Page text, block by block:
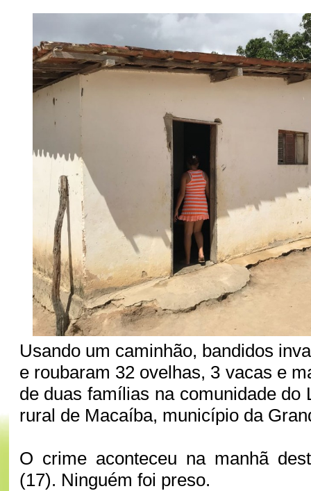
Usando um caminhão, bandidos
e roubaram 32 ovelhas, 3 vacas e
de duas famílias na comunidade do
rural de Macaíba, município da
O crime aconteceu na manhã
(17). Ninguém foi preso.